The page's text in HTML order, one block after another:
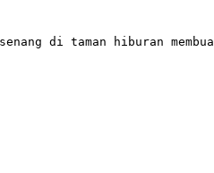
di taman hiburan